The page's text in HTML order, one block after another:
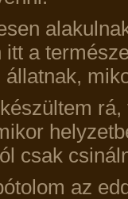
itt a
állatnak,
csak
az